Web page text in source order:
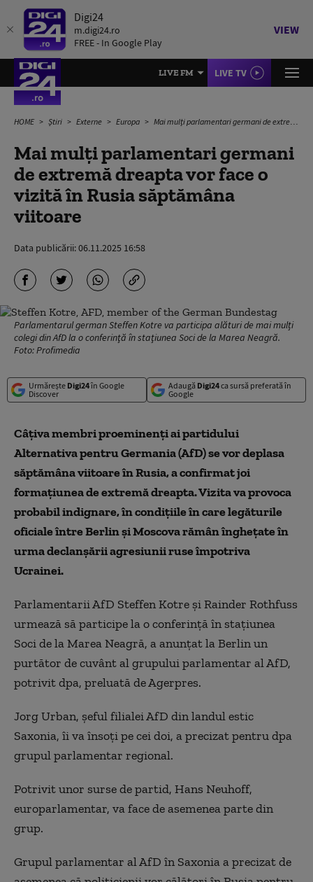
Digi24
m.digi24.ro
FREE - In Google Play
VIEW
LIVE FM LIVE TV
HOME Știri Externe Europa Mai mulți parlamentari germani de extremă dreapta vor face o vizită în Rusia săptămâna viitoare
Mai mulți parlamentari germani
de extremă dreapta vor face o
vizită în Rusia săptămâna
viitoare
Data publicării:06.11.2025 16:58
Parlamentarul german Steffen Kotre va participa alături de mai mulți
colegi din AfD la o conferinţă în staţiunea Soci de la Marea Neagră.
Foto: Profimedia
Urmărește Digi24în Google
Discover
Adaugă Digi24ca sursă preferată în
Google
Câţiva membri proeminenţi ai partidului
Alternativa pentru Germania (AfD) se vor deplasa
săptămâna viitoare în Rusia, a confirmat joi
formaţiunea de extremă dreapta. Vizita va provoca
probabil indignare, în condiţiile în care legăturile
oficiale între Berlin şi Moscova rămân îngheţate în
urma declanşării agresiunii ruse împotriva
Ucrainei.
Parlamentarii AfD Steffen Kotre şi Rainder Rothfuss
urmează să participe la o conferinţă în staţiunea
Soci de la Marea Neagră, a anunţat la Berlin un
purtător de cuvânt al grupului parlamentar al AfD,
potrivit dpa, preluată de Agerpres.
Jorg Urban, şeful filialei AfD din landul estic
Saxonia, îi va însoţi pe cei doi, a precizat pentru dpa
grupul parlamentar regional.
Potrivit unor surse de partid, Hans Neuhoff,
europarlamentar, va face de asemenea parte din
grup.
Grupul parlamentar al AfD în Saxonia a precizat de